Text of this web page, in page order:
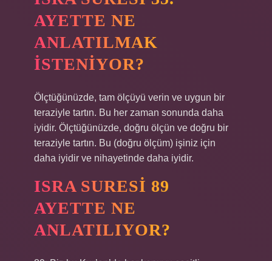
AYETTE NE
ANLATILMAK
ISTENIYOR?
Ölçtüğünüzde, tam ölçüyü verin ve uygun bir
teraziyle tartın. Bu her zaman sonunda daha
iyidir. Ölçtüğünüzde, doğru ölçün ve doğru bir
teraziyle tartın. Bu (doğru ölçüm) işiniz için
daha iyidir ve nihayetinde daha iyidir.
ISRA SURESI 89
AYETTE NE
ANLATILIYOR?